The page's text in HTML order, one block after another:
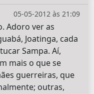
05-05-2012 às 21:09
Adoro ver as
Joatinga, cada
Sampa. Aí,
mais o que se
guerreiras, que
outras,